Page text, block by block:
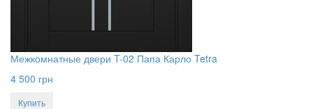
Межкомнатные двери T-02 Папа Карло Tetra
4 500 грн
Купить